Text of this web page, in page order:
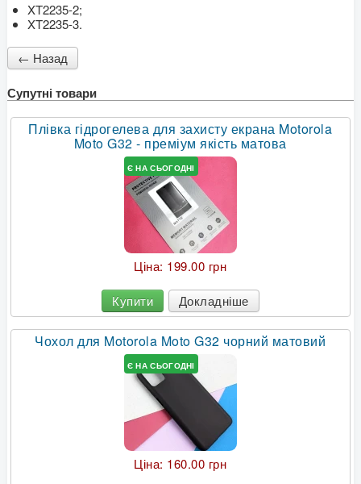
XT2235-2;
XT2235-3.
Супутні товари
Плівка гідрогелева для захисту екрана Motorola
Moto G32 - преміум якість матова
Є НА СЬОГОДНІ
Ціна: 199.00 грн
Купити Докладніше
Чохол для Motorola Moto G32 чорний матовий
Є НА СЬОГОДНІ
Ціна: 160.00 грн